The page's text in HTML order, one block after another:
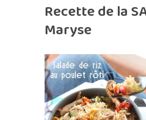
Recette de la
Maryse